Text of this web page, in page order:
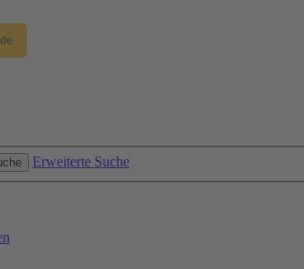
Erweiterte Suche